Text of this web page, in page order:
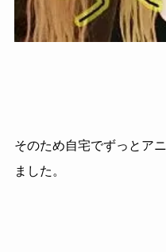
そのため自宅でずっとア
ました。